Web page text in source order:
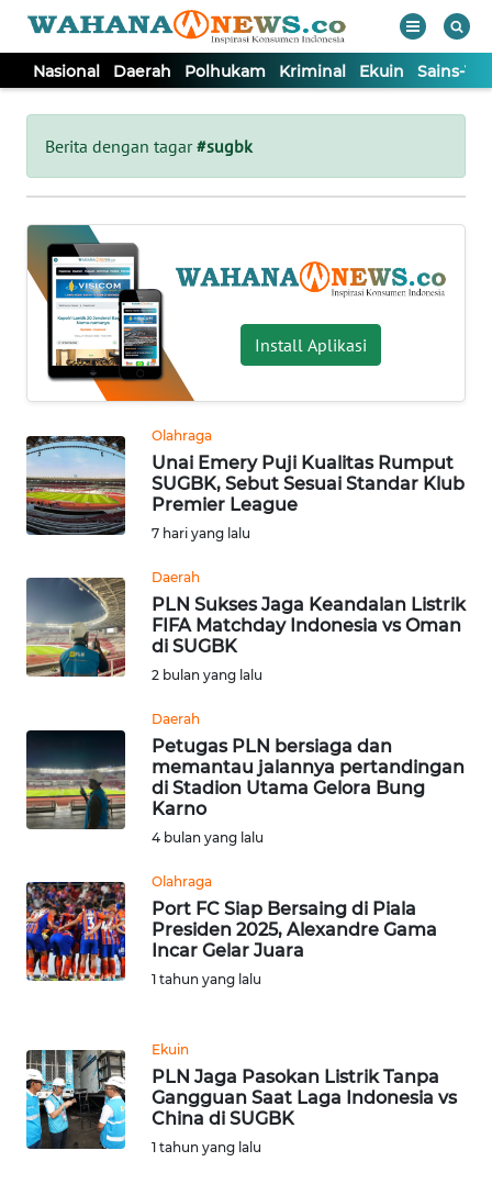
Nasional Daerah Polhukam Kriminal Ekuin Sains-
Berita dengan tagar#sugbk
Install Aplikasi
Olahraga
Unai Emery Puji Kualitas Rumput
SUGBK, Sebut Sesuai Standar Klub
Premier League
7 hari yang lalu
Daerah
PLN Sukses Jaga Keandalan Listrik
FIFA Matchday Indonesia vs Oman
di SUGBK
2 bulan yang lalu
Daerah
Petugas PLN bersiaga dan
memantau jalannya pertandingan
di Stadion Utama Gelora Bung
Karno
4 bulan yang lalu
Olahraga
Port FC Siap Bersaing di Piala
Presiden 2025, Alexandre Gama
Incar Gelar Juara
1 tahun yang lalu
Ekuin
PLN Jaga Pasokan Listrik Tanpa
Gangguan Saat Laga Indonesia vs
China di SUGBK
1 tahun yang lalu
Tutup
NASIONAL
DAERAH
POLHUKAM
KRIMINAL
EKUIN
SAINS-TEKNO
INTERNASIONAL
PENDIDIKAN
OLAHRAGA
EDITORIAL
BERITA
KONTAK
KAMI